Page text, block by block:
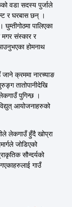
वडा सदस्य पुर्जाले
र घरबास छन् ।
पालिएका
मगर संस्कार र
होमनाथ
क्रममा नारच्याङ
तातोपानीदेखि
पुगिन्छ ।
आयोजनाहरुको
लेकगाउँ हुँदै खोप्रा
जोडिएको
सौन्दर्यको
गाउँ